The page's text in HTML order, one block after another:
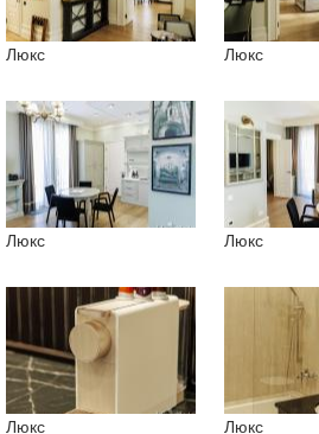
Люкс Люкс
Люкс Люкс
Люкс Люкс